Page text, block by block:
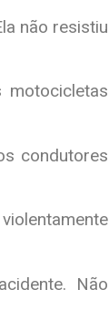
não resistiu
motocicletas
condutores
Não